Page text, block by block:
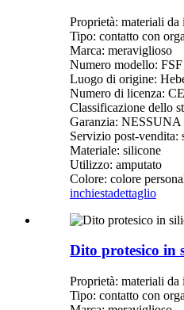
Proprietà: materiali
Tipo: contatto con
Marca: meraviglioso
Numero modello: FSF
Luogo di origine:
Numero di licenza:
Classificazione dello
Garanzia: NESSUNA
Servizio post-vendita:
Materiale: silicone
Utilizzo: amputato
Colore: colore
inchiestadettaglio
Dito protesico in
Proprietà: materiali
Tipo: contatto con